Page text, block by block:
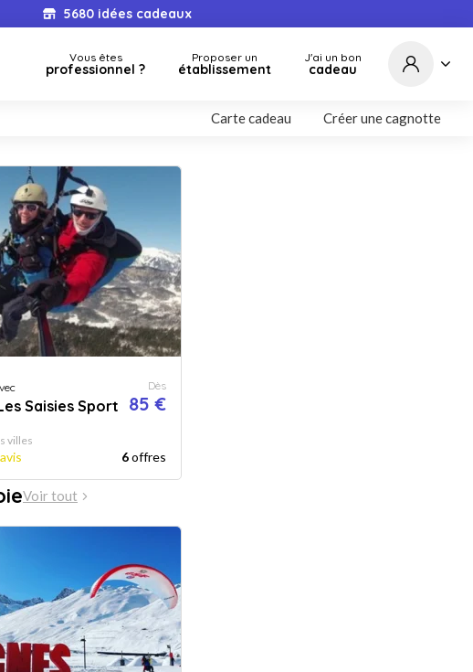
5680idées cadeaux
Vous êtes
professionnel ?
Proposer un
établissement
J'ai un bon
cadeau
Carte cadeau Créer une cagnotte
Saisies Sport
Dès
85 €
villes
6offres
Voir tout